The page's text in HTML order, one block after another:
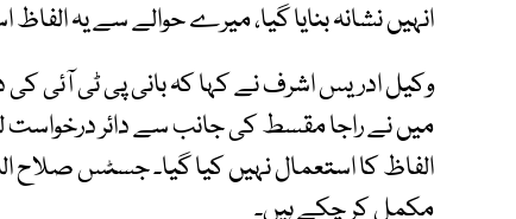
انہیں نشانہ بنایا گیا، میرے حوالے سے یہ
وکیل ادریس اشرف نے کہا کہ بانی پی ٹی آئی
میں نے راجا مقسط کی جانب سے دائر درخواست
الفاظ کا استعمال نہیں کیا گیا۔ جسٹس صلاح
مکمل کر چکے ہیں۔